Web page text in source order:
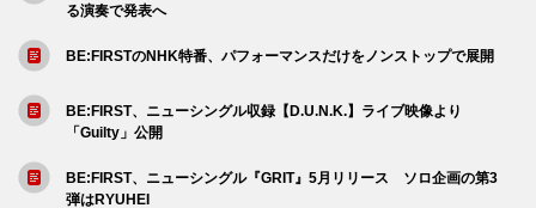
る演奏で発表へ
BE:FIRSTのNHK特番、パフォーマンスだけをノンストップで展開
BE:FIRST、ニューシングル収録【D.U.N.K.】ライブ映像より
「Guilty」公開
BE:FIRST、ニューシングル『GRIT』5月リリース ソロ企画の第3
弾はRYUHEI